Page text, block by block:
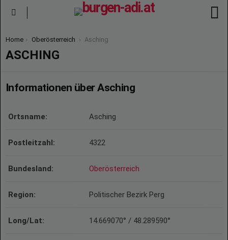
You are here:
Home Oberösterreich Asching
ASCHING
Informationen über Asching
Ortsname: Asching
Postleitzahl: 4322
Bundesland: Oberösterreich
Region: Politischer Bezirk Perg
Long/Lat: 14.669070° / 48.289590°